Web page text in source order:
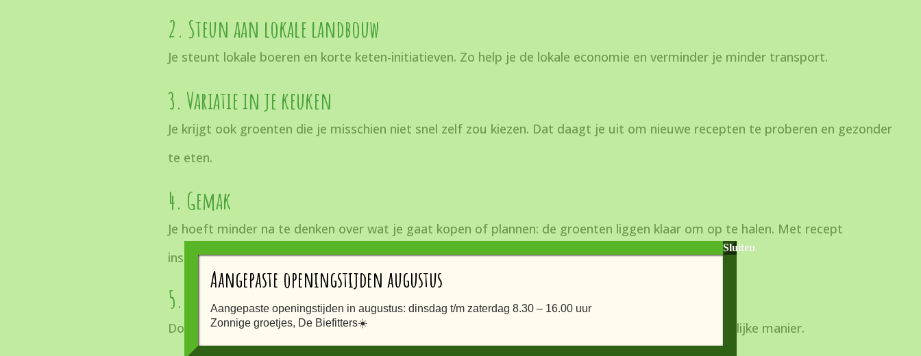
2. Steun aan lokale landbouw
Je steunt lokale boeren en korte keten-initiatieven. Zo help je de lokale economie en verminder je minder transport.
3. Variatie in je keuken
Je krijgt ook groenten die je misschien niet snel zelf zou kiezen. Dat daagt je uit om nieuwe recepten te proberen en gezonder
te eten.
4. Gemak
Je hoeft minder na te denken over wat je gaat kopen of plannen: de groenten liggen klaar om op te halen. Met recept
inspiratie!
5. Duurzamer eten
Door seizoensgroenten te eten en voedselverspilling te beperken, eet je op een meer milieuvriendelijke manier.
Aangepaste openingstijden augustus
Aangepaste openingstijden in augustus: dinsdag t/m zaterdag 8.30 – 16.00 uur
Zonnige groetjes, De Biefitters☀️
Sluiten